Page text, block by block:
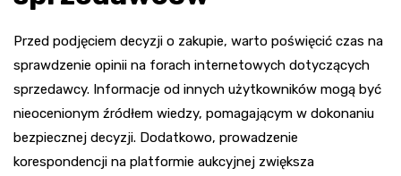
Przed podjęciem decyzji o zakupie, warto poświęcić czas na
sprawdzenie opinii na forach internetowych dotyczących
sprzedawcy. Informacje od innych użytkowników mogą być
nieocenionym źródłem wiedzy, pomagającym w dokonaniu
bezpiecznej decyzji. Dodatkowo, prowadzenie
korespondencji na platformie aukcyjnej zwiększa